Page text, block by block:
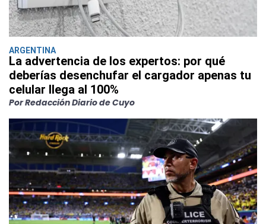
ARGENTINA
La advertencia de los expertos: por qué
deberías desenchufar el cargador apenas tu
celular llega al 100%
Por Redacción Diario de Cuyo